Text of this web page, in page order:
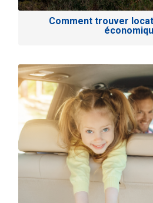
Comment trouver